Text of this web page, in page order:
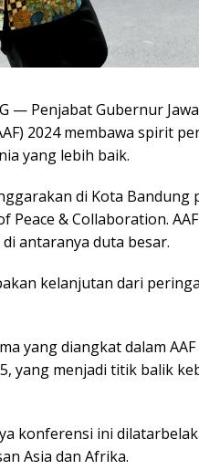
— Penjabat Gubernur
2024 membawa spirit
yang lebih baik.
di Kota
Peace & Collaboration.
antaranya duta besar.
kelanjutan dari
yang diangkat dalam
yang menjadi titik balik
konferensi ini
Asia dan Afrika.